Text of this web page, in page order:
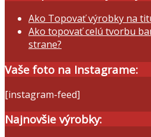
Ako Topovať výrobky na
Ako topovať celú tvorbu
strane?
Vaše foto na Instagrame:
[instagram-feed]
Najnovšie výrobky: